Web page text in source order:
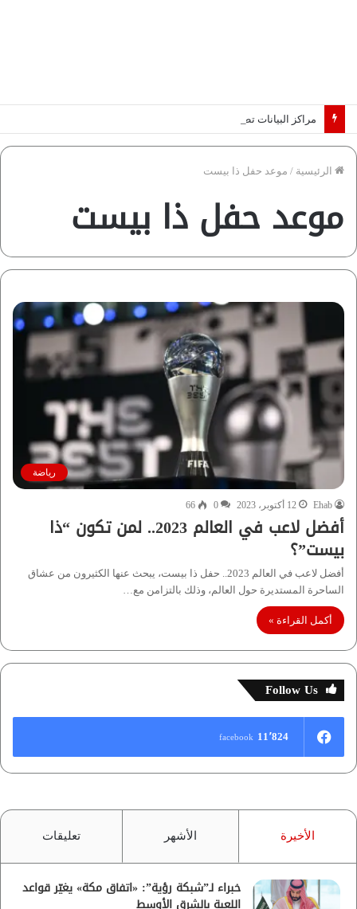
الرئيسية / موعد حفل ذا بيست
موعد حفل ذا بيست
رياضة
Ehab 12 أكتوبر، 2023 0
66
أفضل لاعب في العالم 2023.. لمن تكون “ذا
بيست”؟
أفضل لاعب في العالم 2023.. حفل ذا بيست، يبحث عنها الكثيرون من عشاق
الساحرة المستديرة حول العالم، وذلك بالتزامن مع…
أكمل القراءة »
Follow Us
11٬824 facebook
الأخيرة الأشهر تعليقات
خبراء لـ”شبكة رؤية”: «اتفاق مكة» يغيّر قواعد
اللعبة بالشرق الأوسط